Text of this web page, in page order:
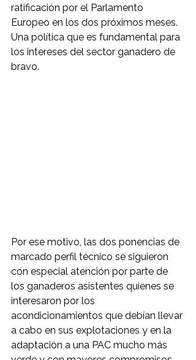
ratificación por el Parlamento
Europeo en los dos próximos meses.
Una política que es fundamental para
los intereses del sector ganadero de
bravo.
Por ese motivo, las dos ponencias de
marcado perfil técnico se siguieron
con especial atención por parte de
los ganaderos asistentes quienes se
interesaron por los
acondicionamientos que debían llevar
a cabo en sus explotaciones y en la
adaptación a una PAC mucho más